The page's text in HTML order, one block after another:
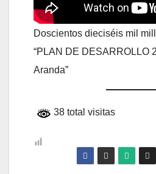
Doscientos dieciséis mil
“PLAN DE DESARROLLO
Aranda”
38 total visitas